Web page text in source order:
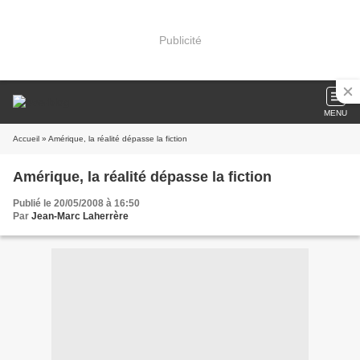
Publicité
MENU
Accueil » Amérique, la réalité dépasse la fiction
Amérique, la réalité dépasse la fiction
Publié le 20/05/2008 à 16:50
Par Jean-Marc Laherrère